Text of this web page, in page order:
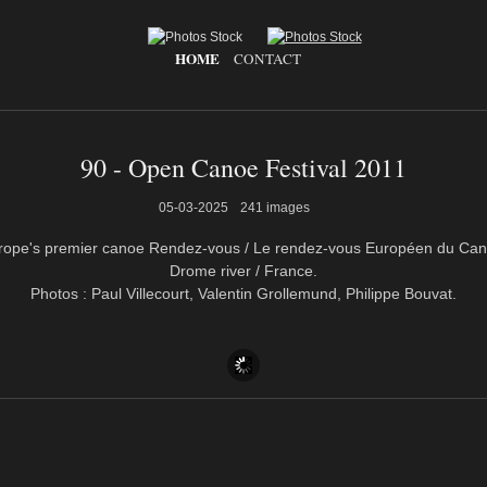
HOME CONTACT
90 - Open Canoe Festival 2011
05-03-2025 241 images
premier canoe Rendez-vous / Le rendez-vous Européen du
Drome river / France.
Photos : Paul Villecourt, Valentin Grollemund, Philippe Bouvat.